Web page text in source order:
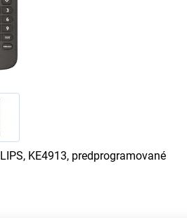
KE4913, predprogramované